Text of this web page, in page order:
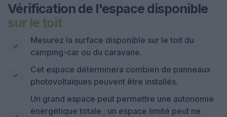
Vérification de l'espace disponible
sur le toit
Mesurez la surface disponible sur le toit du
camping-car ou du caravane.
Cet espace déterminera combien de panneaux
photovoltaïques peuvent être installés.
Un grand espace peut permettre une autonomie
énergétique totale ; un espace limité peut ne